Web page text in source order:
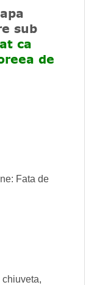
sub
ca
de
Fata de